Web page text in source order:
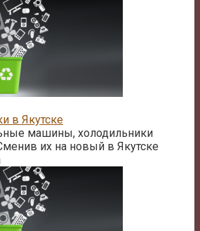
в Якутске
машины, холодильники
их на новый в Якутске